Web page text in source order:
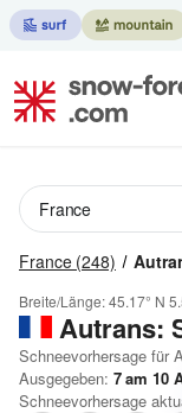
France (248)
Breite/Länge:45.17° N
Autrans:
Schneevorhersage für
Ausgegeben: 7 am 10
Schneevorhersage